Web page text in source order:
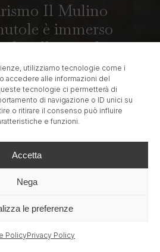
utilizziamo tecnologie come i
accedere alle informazioni del
tecnologie ci permetterà di
di navigazione o ID unici su
o ritirare il consenso può influire
e funzioni.
Accetta
Nega
le preferenze
PolicyPrivacy Policy
Il Mulino
è immerso
colline e gli
paesaggi dove il
essersi
regalando
romantica e